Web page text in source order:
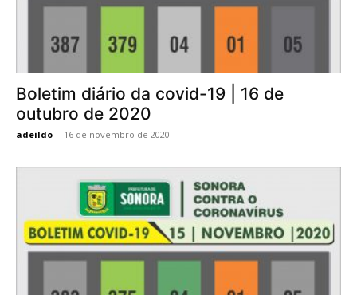
Boletim diário da covid-19 | 16 de
outubro de 2020
adeildo - 16 de novembro de 2020